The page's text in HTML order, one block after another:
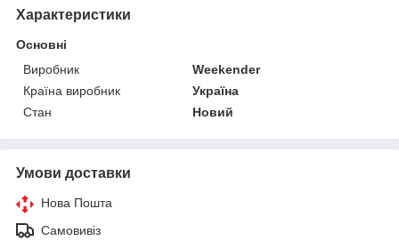
Характеристики
Основні
Виробник
Weekender
Країна виробник
Україна
Стан
Новий
Умови доставки
Нова Пошта
Самовивіз